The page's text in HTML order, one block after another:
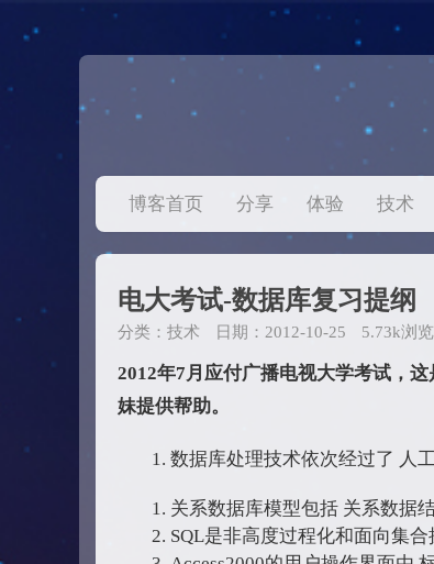
博客首页 分享 体验 技术
电大考试-数据库复习提纲
分类： 技术 日期：2012-10-25 5.73k浏览
2012年7月应付广播电视大学考试，
妹提供帮助。
数据库处理技术依次经过了 人
关系数据库模型包括 关系数据
SQL是非高度过程化和面向集合